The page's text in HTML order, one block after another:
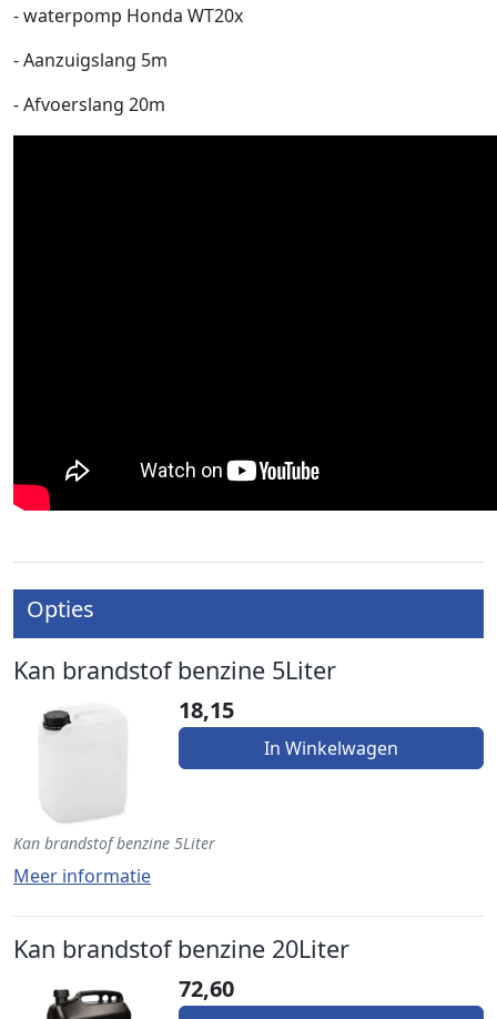
- waterpomp Honda WT20x
- Aanzuigslang 5m
- Afvoerslang 20m
Opties
Kan brandstof benzine 5Liter
18,15
In Winkelwagen
Kan brandstof benzine 5Liter
Meer informatie
Kan brandstof benzine 20Liter
72,60